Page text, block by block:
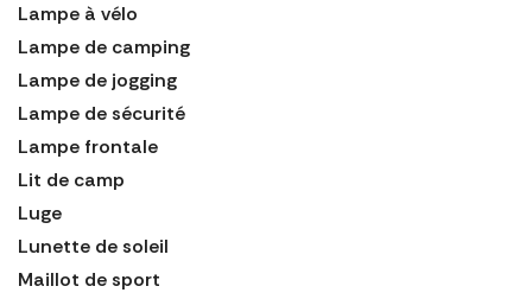
Lampe à vélo
Lampe de camping
Lampe de jogging
Lampe de sécurité
Lampe frontale
Lit de camp
Luge
Lunette de soleil
Maillot de sport